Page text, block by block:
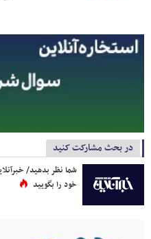
در بحث مشارکت کنید
شما نظر بدهید/
خود را بگویید